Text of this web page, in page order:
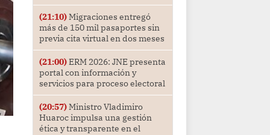
(21:10)Migraciones entregó
más de 150 mil pasaportes sin
previa cita virtual en dos meses
(21:00)ERM 2026: JNE presenta
portal con información y
servicios para proceso electoral
(20:57)Ministro Vladimiro
Huaroc impulsa una gestión
ética y transparente en el